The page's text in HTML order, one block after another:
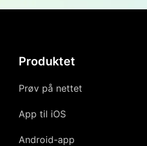
Produktet
Prøv på nettet
App til iOS
Android-app